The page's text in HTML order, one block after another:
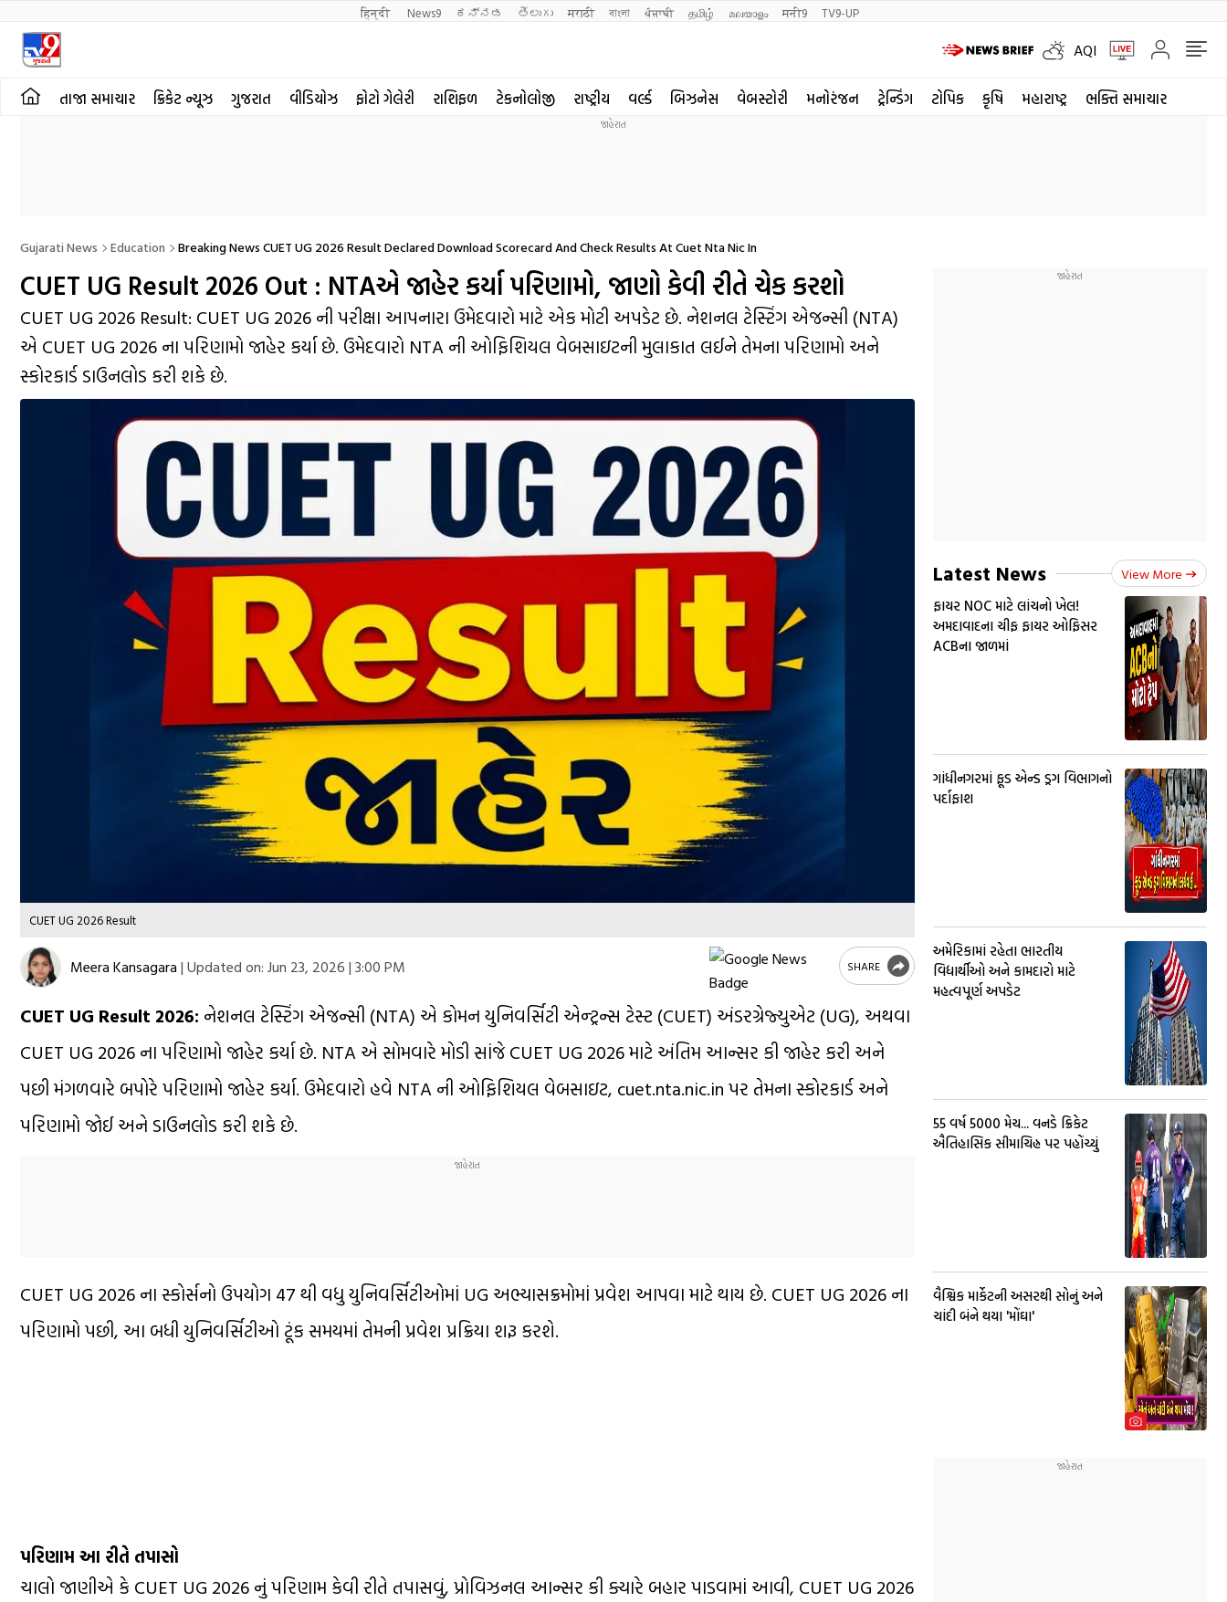
हिन्दी News9 ಕನ್ನಡ తెలుగు मराठी বাংলা ਪੰਜਾਬੀ தமிழ் മലയാളം मनी9 TV9-UP
AQI
તાજા સમાચાર ક્રિકેટ ન્યૂઝ ગુજરાત વીડિયોઝ ફોટો ગેલેરી રાશિફળ ટેકનોલોજી રાષ્ટ્રીય વર્લ્ડ બિઝનેસ વેબસ્ટોરી મનોરંજન ટ્રેન્ડિંગ ટોપિક કૃષિ મહારાષ્ટ્ર ભક્તિ સમાચાર
Gujarati News Education Breaking News CUET UG 2026 Result Declared Download Scorecard And Check Results At Cuet Nta Nic In
CUET UG Result 2026 Out : NTAએ જાહેર કર્યા પરિણામો, જાણો કેવી રીતે ચેક કરશો
CUET UG 2026 Result: CUET UG 2026 ની પરીક્ષા આપનારા ઉમેદવારો માટે એક મોટી અપડેટ છે. નેશનલ ટેસ્ટિંગ એજન્સી (NTA)
એ CUET UG 2026 ના પરિણામો જાહેર કર્યા છે. ઉમેદવારો NTA ની ઓફિશિયલ વેબસાઇટની મુલાકાત લઈને તેમના પરિણામો અને
સ્કોરકાર્ડ ડાઉનલોડ કરી શકે છે.
CUET UG 2026 Result
Meera Kansagara | Updated on: Jun 23, 2026 | 3:00 PM SHARE
CUET UG Result 2026: નેશનલ ટેસ્ટિંગ એજન્સી (NTA) એ કોમન યુનિવર્સિટી એન્ટ્રન્સ ટેસ્ટ (CUET) અંડરગ્રેજ્યુએટ (UG), અથવા
CUET UG 2026 ના પરિણામો જાહેર કર્યા છે. NTA એ સોમવારે મોડી સાંજે CUET UG 2026 માટે અંતિમ આન્સર કી જાહેર કરી અને
પછી મંગળવારે બપોરે પરિણામો જાહેર કર્યા. ઉમેદવારો હવે NTA ની ઓફિશિયલ વેબસાઇટ, cuet.nta.nic.in પર તેમના સ્કોરકાર્ડ અને
પરિણામો જોઈ અને ડાઉનલોડ કરી શકે છે.
CUET UG 2026 ના સ્કોર્સનો ઉપયોગ 47 થી વધુ યુનિવર્સિટીઓમાં UG અભ્યાસક્રમોમાં પ્રવેશ આપવા માટે થાય છે. CUET UG 2026 ના
પરિણામો પછી, આ બધી યુનિવર્સિટીઓ ટૂંક સમયમાં તેમની પ્રવેશ પ્રક્રિયા શરૂ કરશે.
પરિણામ આ રીતે તપાસો
ચાલો જાણીએ કે CUET UG 2026 નું પરિણામ કેવી રીતે તપાસવું, પ્રોવિઝનલ આન્સર કી ક્યારે બહાર પાડવામાં આવી, CUET UG 2026
Latest News View More
ફાયર NOC માટે લાંચનો ખેલ!
અમદાવાદના ચીફ ફાયર ઓફિસર
ACBના જાળમાં
ગાંધીનગરમાં ફૂડ એન્ડ ડ્રગ વિભાગનો
પર્દાફાશ
અમેરિકામાં રહેતા ભારતીય
વિદ્યાર્થીઓ અને કામદારો માટે
મહત્વપૂર્ણ અપડેટ
55 વર્ષ 5000 મેચ... વનડે ક્રિકેટ
ઐતિહાસિક સીમાચિહ્ન પર પહોંચ્યું
વૈશ્વિક માર્કેટની અસરથી સોનું અને
ચાંદી બંને થયા 'મોંઘા'